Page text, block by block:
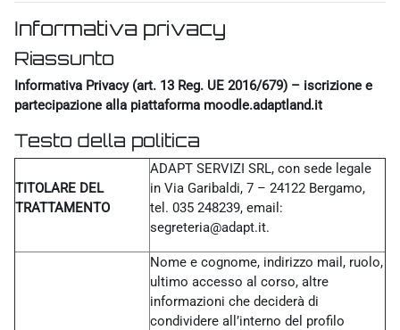
Informativa privacy
Riassunto
Informativa Privacy (art. 13 Reg. UE 2016/679) – iscrizione e
partecipazione alla piattaforma moodle.adaptland.it
Testo della politica
TITOLARE DEL
TRATTAMENTO
ADAPT SERVIZI SRL, con sede legale
in Via Garibaldi, 7 – 24122 Bergamo,
tel. 035 248239, email:
segreteria@adapt.it.
Nome e cognome, indirizzo mail, ruolo,
ultimo accesso al corso, altre
informazioni che deciderà di
condividere all’interno del profilo